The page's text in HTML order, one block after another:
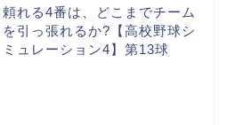
頼れる4番は、どこまでチーム
を引っ張れるか?【高校野球シ
ミュレーション4】第13球